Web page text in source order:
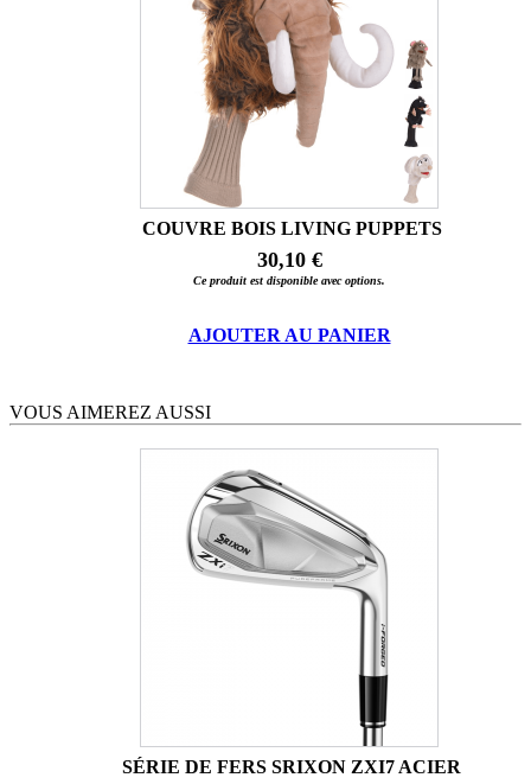
COUVRE BOIS LIVING PUPPETS
30,10 €
Ce produit est disponible avec options.
AJOUTER AU PANIER
VOUS AIMEREZ AUSSI
SÉRIE DE FERS SRIXON ZXI7 ACIER